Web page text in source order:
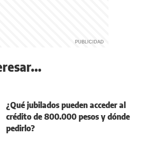
¿Qué jubilados pueden acceder al
crédito de 800.000 pesos y dónde
pedirlo?